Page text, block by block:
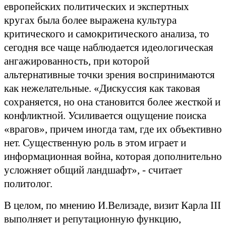
европейских политических и экспертных
кругах была более выражена культура
критического и самокритического анализа, то
сегодня все чаще наблюдается идеологическая
ангажированность, при которой
альтернативные точки зрения воспринимаются
как нежелательные. «Дискуссия как таковая
сохраняется, но она становится более жесткой и
конфликтной. Усиливается ощущение поиска
«врагов», причем иногда там, где их объективно
нет. Существенную роль в этом играет и
информационная война, которая дополнительно
усложняет общий ландшафт», - считает
политолог.
В целом, по мнению И.Велизаде, визит Карла III
выполняет и репутационную функцию,